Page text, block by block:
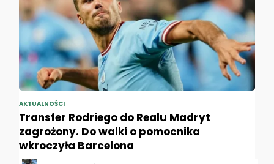
AKTUALNOŚCI
Transfer Rodriego do Realu Madryt
zagrożony. Do walki o pomocnika
wkroczyła Barcelona